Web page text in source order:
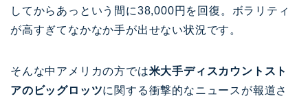
してからあっという間に38,000円を回復。ボラリティ
が高すぎてなかなか手が出せない状況です。
そんな中アメリカの方では米大手ディスカウントスト
アのビッグロッツに関する衝撃的なニュースが報道さ